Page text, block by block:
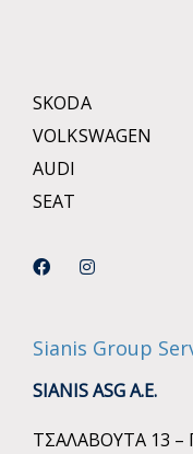
SKODA
VOLKSWAGEN
AUDI
SEAT
Sianis Group
SIANIS ASG A.E.
ΤΣΑΛΑΒΟΥΤΑ 13 –